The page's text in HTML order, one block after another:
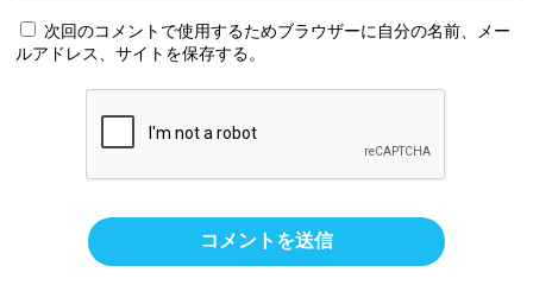
次回のコメントで使用するためブラウザーに自分の名前、メー
ルアドレス、サイトを保存する。